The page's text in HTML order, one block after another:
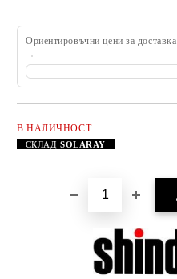
Ориентировъчни цени за доставка
В НАЛИЧНОСТ
СКЛАДSOLARAY